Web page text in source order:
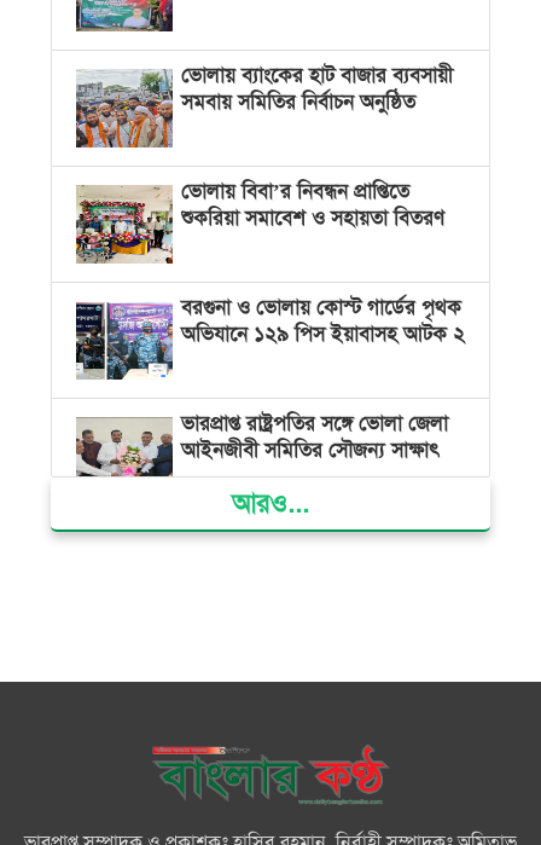
ভোলায় ব্যাংকের হাট বাজার ব্যবসায়ী
সমবায় সমিতির নির্বাচন অনুষ্ঠিত
ভোলায় বিবা’র নিবন্ধন প্রাপ্তিতে
শুকরিয়া সমাবেশ ও সহায়তা বিতরণ
বরগুনা ও ভোলায় কোস্ট গার্ডের পৃথক
অভিযানে ১২৯ পিস ইয়াবাসহ আটক ২
ভারপ্রাপ্ত রাষ্ট্রপতির সঙ্গে ভোলা জেলা
আইনজীবী সমিতির সৌজন্য সাক্ষাৎ
দৌলতখানে জমি বিরোধে পরিবারকে
তজুমদ্দিনে চর মোজাম্মেলে চাঁদাবাজি
ও রাজনৈতিক চক্রান্তের অপচেষ্টার
বিরুদ্ধে সংবাদ সম্মেলন
আরও...